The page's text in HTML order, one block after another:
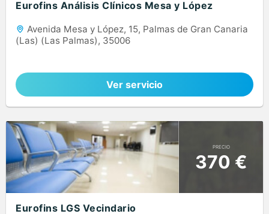
Eurofins Análisis Clínicos Mesa y López
Avenida Mesa y López, 15, Palmas de Gran Canaria
(Las) (Las Palmas), 35006
Ver servicio
PRECIO
370 €
Eurofins LGS Vecindario